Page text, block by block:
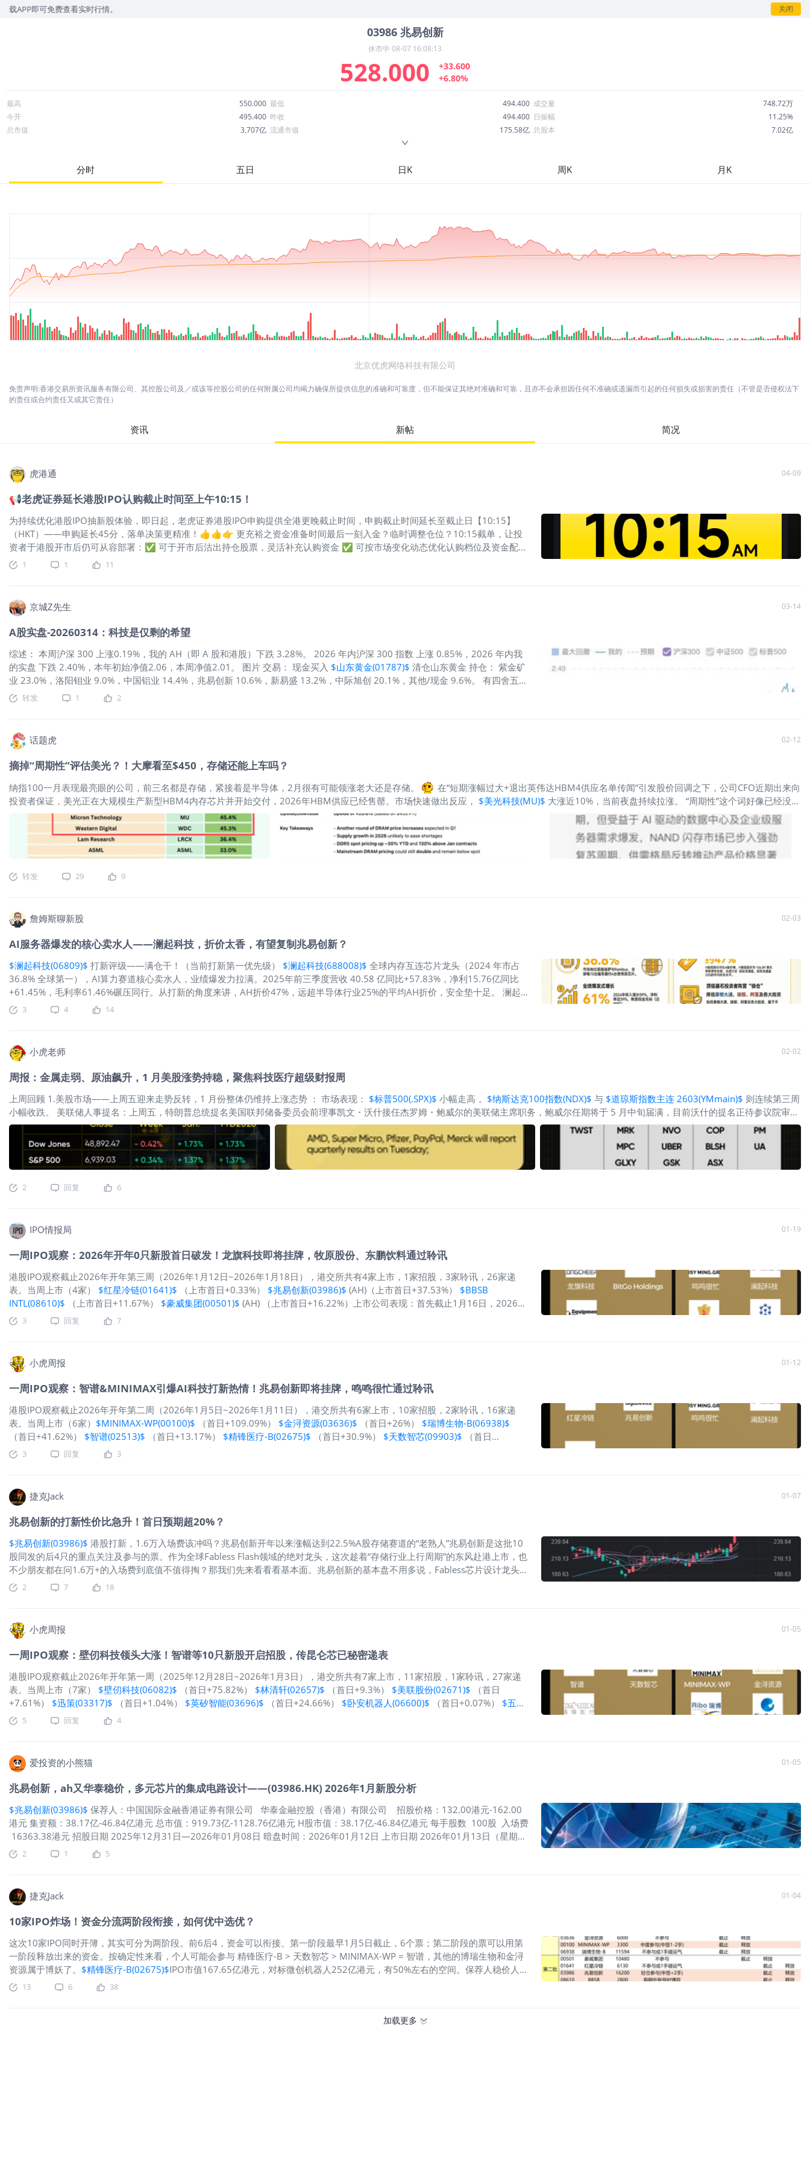
查看实时行情。 关闭
03986 兆易创新
休市中 08-07 16:08:13
528.000
+33.600
+6.80%
最高 550.000 最低 494.400 成交量
748.72万
今开
495.400 昨收 494.400 日振幅
11.25%
总市值
3,707亿 流通市值 175.58亿 总股本
7.02亿
1,248.000
股息
分时 五日 日K 周K 月K
北京优虎网络科技有限公司
免责声明:香港交易所资讯服务有限公司、其控股公司及／或该等控股公司的任何附属公司均竭力确保所提供信息的准确和可靠度，但不能保证其绝对准确和可靠，且亦不会承担因任何不准确或遗漏而引起的任何损失或损害的责任（不管是否侵权法下
的责任或合约责任又或其它责任）
资讯 新帖 简况
虎港通 04-09
📢老虎证券延长港股IPO认购截止时间至上午10:15！
为持续优化港股IPO抽新股体验，即日起，老虎证券港股IPO申购提供全港更晚截止时间，申购截止时间延长至截止日【10:15】
（HKT）——申购延长45分，落单决策更精准！👍👍👉 更充裕之资金准备时间最后一刻入金？临时调整仓位？10:15截单，让投
资者于港股开市后仍可从容部署：✅ 可于开市后沽出持仓股票，灵活补充认购资金 ✅ 可按市场变化动态优化认购档位及资金配置
策略👉 更全面之市场决策依据想等最新孖展倍数再落单？害怕临门一脚大额抽飞？10:15截单，让老虎客户可于其他券商截止后：
✅ 即时参考最新市场热度及各大券商孖展数据✅ 即时参考开市后大市情绪及资金流向变化一次仓促之认购，或错失良机；一次审
日，今年首季度香港上市新股共39家，其中35家录得首日上升，相当于接近九成的胜率，首挂股价平均升幅达33.29%。期内若投
资者每只新股均中签一手，一手累计收益超过84,000港元，显示香港新股市场赚钱效应持续强劲。老虎证券（香港）首席运营官王
珊表示：「根据平台数据，我们留意到投资者在IPO截止前的最后一刻，对IPO的孖展认购数据及IPO认购，均有著强烈需求。我们
将港股IPO认购截止时间延长，可让客户有最充裕的时间去分析市场资讯，从而作出最正确的投资决定，这是我们以客户为中心、
利用金融科技提升投资体验的又一重要举措。」 $MANYCORE TECH(00068)$ $思格新能(06656)$ $长光辰芯(03277)$</
1 1 11
京城Z先生 03-14
A股实盘-20260314：科技是仅剩的希望
综述： 本周沪深 300 上涨0.19%，我的 AH（即 A 股和港股）下跌 3.28%。 2026 年内沪深 300 指数 上涨 0.85%，2026 年内我
的实盘 下跌 2.40%，本年初始净值2.06，本周净值2.01。 图片 交易： 现金买入 $山东黄金(01787)$ 清仓山东黄金 持仓： 紫金矿
业 23.0%，洛阳钼业 9.0%，中国铝业 14.4%，兆易创新 10.6%，新易盛 13.2%，中际旭创 20.1%，其他/现金 9.6%。 有四舍五
入，且一般不记录低于1%的迷你仓和短线投机操作。 复盘： 先说交易，做了个短线T，这波应该都吃到了吧，毕竟都是马前炮。逻
辑周一盘前的文章里都说了不再赘述，短线赔率很高的博反弹抄底机会。 没有选择长持，主要还是想留点现金仓位，毕竟这波不是
师傅如预期一样TACO，但尴尬的是郎子不同意，想把特师傅拽回来继续PK。 受此影响，原油V回来了，美元指数新高了，其他前
期主升的板块，作为这两项的对立面，纷纷继续坠机。 很多人都慌了神，是不是之前的逻辑都要证伪了。我认为恰恰相反，这波让
美国量血条了，原来就这？ 短期的恐慌必然先卖出最好卖的资产，但长期看原油走高美元走强除了郎子和大毛，不符合任何国家的
利益，这波特师傅玩脱了，完全没有应急预案。 价值早晚会回归，但得熬，熬不住最好就割了，毕竟每个人的风险承受力不一样 --
- 个股方面， 1、元素周期表：紫金矿业/江西铜业/中国铝业/洛阳钼业 上周就预警了：“短线选手就不太好了，可能得继续吃一阵子
面。我一直也不推荐短线参与这个板块，哪怕紫金和洛钼这种王者，日线都是非常
转发 1 2
话题虎 02-12
摘掉“周期性”评估美光？！大摩看至$450，存储还能上车吗？
纳指100一月表现最亮眼的公司，前三名都是存储，紧接着是半导体，2月很有可能领涨老大还是存储。
在“短期涨幅过大+退出英伟达HBM4供应名单传闻”引发股价回调之下，公司CFO近期出来向
投资者保证，美光正在大规模生产新型HBM4内存芯片并开始交付，2026年HBM供应已经售罄。市场快速做出反应， $美光科技(MU)$ 大涨近10%，当前夜盘持续拉涨。 “周期性”这个词好像已经没法
吓退美光投资者了，摩根士丹利最近更是直接用了“跨周期估值方法”来给美光评级：
简单来说，大摩的观点就是：HBM带来了AI需求红利，涨价促使盈利能力大增，公司盈利中枢被永久抬高，起
到了结构化改变的作用，所以把跨周期EPS从14美元上调到了18美元，在维持25倍估值的情况下，将美光的目标价由350美元上调至450美元。至于市场担忧的中国存储芯片公司可能带来的冲击，大
摩认为这种担忧被夸大了。 当然不光是美光，日本的存储巨头，港股的存储巨头，韩国的存储巨头……大家的业绩都是“远超预期，引爆存储概念股大涨”的程度，所以现下机构集体唱多，也不乏出
现“高位唱多出货”的质疑声，人声鼎沸时，切记不要上头~
各位小虎们，大家觉得2月最亮眼的板块，还会是存储吗？美光，现在还能买吗？
评论区分享你的观点或操作策略，一起赢取1000虎
转发 29 9
詹姆斯聊新股 02-03
AI服务器爆发的核心卖水人——澜起科技，折价太香，有望复制兆易创新？
$澜起科技(06809)$ 打新评级——满仓干！（当前打新第一优先级） $澜起科技(688008)$ 全球内存互连芯片龙头（2024 年市占
36.8% 全球第一），AI算力赛道核心卖水人，业绩爆发力拉满。2025年前三季度营收 40.58 亿同比+57.83%，净利15.76亿同比
+61.45%，毛利率61.46%碾压同行。从打新的角度来讲，AH折价47%，远超半导体行业25%的平均AH折价，安全垫十足。 澜起
科技成立于2004年，是一家专注于云计算和人工智能基础设施的无晶圆厂芯片设计公司。它的业务高度集中，核心几乎全部来自互
连类芯片，2025年前三季度这部分收入占比高达94%以上。互连芯片的作用并不直观，但在服务器里却至关重要，它负责连接
来的基础条件。 在这个细分领域，澜起已经建立起全球领先地位。按2024年收入计算，公司在内存互连芯片市场的全球份额达到
36.8%，排名第一，超过瑞萨和Rambus。这意味着，全球每十台采用内存互连芯片的服务器中，就有接近四台使用的是澜起的产
品。这种市占率并非短期红利，而是多年技术积累、标准参与和客户验证的结果，也决定了它在行业中的话语权。 业绩的爆发，来
自AI服务器需求的结构性变化。与传统服务器相比，AI服务器对内存容量、带宽和稳定性的要求大幅提升，一台主流AI服务器往往
需要部署二十条以上DDR5内存模组，数量几乎是通用服务器的两倍。同时，为了支撑多GPU、高速互连的架构，PCIe Retimer和
CXL相关芯片的用量也显著增加。这些需求恰好全部指向澜起
3 4 14
小虎老师 02-02
周报：金属走弱、原油飙升，1 月美股涨势持稳，聚焦科技医疗超级财报周
上周回顾 1.美股市场——上周五迎来走势反转，1 月份整体仍维持上涨态势 ： 市场表现： $标普500(.SPX)$ 小幅走高， $纳斯达克100指数(NDX)$ 与 $道琼斯指数主连 2603(YMmain)$ 则连续第三周
小幅收跌。 美联储人事提名：上周五，特朗普总统提名美国联邦储备委员会前理事凯文・沃什接任杰罗姆・鲍威尔的美联储主席职务，鲍威尔任期将于 5 月中旬届满，目前沃什的提名正待参议院审核
确认。 贵金属价格回落：上周四，黄金、白银价格攀升至历史新高，却再周五大幅下挫，最终以周线收跌收官。 1 月整体涨势：美国股市 1 月份保持温和上涨，三大股指均录得 1% 至 2% 左右的月度
涨幅。 盈利预期上修：据 FactSet 数据，截至上周五，分析师对标准普尔 500 指数成分股公司第四季度盈利的同比增长预期升至 11.9%，高于前一周 8.2% 的预测值。 比特币价格走弱：交易活跃度最
高的加密货币比特币，本周价格累计下跌约 4%。 原油价格回升：截至上周五午后，美国原油价格本周累计上涨近 7%，报每桶约 66 美元。 关键就业数据将公布：本月即将发布的美国月度就业报告，
将揭示 1 月份劳动力市场是否延续此前的疲软态势。 2.美国板块及个股—— 盈利前景明朗 人工智能基础设施与能源板块表现亮眼 板块方面：上周，
$标普500(.SPX)$微涨0.34%。指数涨势初段表现
2 回复 6
IPO情报局 01-19
一周IPO观察：2026年开年0只新股首日破发！龙旗科技即将挂牌，牧原股份、东鹏饮料通过聆讯
港股IPO观察截止2026年开年第三周（2026年1月12日~2026年1月18日），港交所共有4家上市，1家招股，3家聆讯，26家递
表。当周上市（4家） $红星冷链(01641)$ （上市首日+0.33%） $兆易创新(03986)$ (AH)（上市首日+37.53%） $BBSB
INTL(08610)$ （上市首日+11.67%） $豪威集团(00501)$ (AH) （上市首日+16.22%）上市公司表现：首先截止1月16日，2026年
开年以来港股市场一共迎来了11只新股IPO，其中包括壁仞科技、智谱、MINIMAX等，均无一只破发！11家公司中，4家为半导体
行业，2家为软件服务行业，其余分别所属医药生物、有色金属等行业。其次上周上市的四家新股中，从募资规模来看，豪威集团&
龙旗科技这家AH公司开启招股，招股日期为2026年1月14日至2026年1月19日，并预计于2026年1月22日在港交所挂牌上市。
“全球ODM龙头”（AH）
10.00%，最高招股价31.00港元（较1月14日A股收盘价折让约45.96%），募资总额约16
3 回复 7
小虎周报 01-12
一周IPO观察：智谱&MINIMAX引爆AI科技打新热情！兆易创新即将挂牌，鸣鸣很忙通过聆讯
港股IPO观察截止2026年开年第二周（2026年1月5日~2026年1月11日），港交所共有6家上市，10家招股，2家聆讯，16家递
表。当周上市（6家） $MINIMAX-WP(00100)$ （首日+109.09%） $金浔资源(03636)$ （首日+26%） $瑞博生物-B(06938)$
（首日+41.62%） $智谱(02513)$ （首日+13.17%） $精锋医疗-B(02675)$ （首日+30.9%） $天数智芯(09903)$ （首日
+8.44%）上市公司表现：近一周新上市公司，MINIMAX-WP、金浔资源、瑞博生物-B、智谱、精锋医疗-B、天数智芯等6只新股上
市，实现首日全线上涨，其中MINIMAX-WP上市首日股价大涨109.09%，市值突破千亿港元，首日成交额超40亿港元！截至1月12
公司陆续上市，其中壁仞科技是认购人数最高的18C公司，MINIMAX-WP则是国配认购倍数最高的18C公司。当周招股（10家）最
近一周，MINIMAX-WP、金浔资源、瑞博生物-B、智谱、精锋医疗-B、天数智芯、豪威集团（AH）等7只新股结束招股并已上市；
兆
3 回复 3
捷克Jack 01-07
兆易创新的打新性价比急升！首日预期超20%？
$兆易创新(03986)$ 港股打新，1.6万入场费该冲吗？兆易创新开年以来涨幅达到22.5%A股存储赛道的“老熟人”兆易创新是这批10
股同发的后4只的重点关注及参与的票。作为全球Fabless Flash领域的绝对龙头，这次趁着“存储行业上行周期”的东风赴港上市，也
不少朋友都在问1.6万+的入场费到底值不值得掏？那我们先来看看看基本面。兆易创新的基本盘不用多说，Fabless芯片设计龙头地
位硬，业绩回暖信号明确。主营业务覆盖存储芯片、MCU、传感器、模拟产品四大块。其中存储芯片是绝对支柱（2024年营收占
比68.55%），NOR Flash全球市占率20.4%，全球第二；32位通用MCU全球第七，国内第一；传感器在国内触控指纹领域也是老
26.81亿，同比增速31.4%；净利润更猛，Q3归母净利润5.08亿，同比暴涨61.13%。背后有两大硬逻辑，一是利基型DRAM市
场“供不应求”，海外大厂退出后，兆易的产品量价齐升，今年下半年收入直接要超越MCU成第二大业务，高管说这波涨价至少能延
续到明年；二是高毛利产品占比提升，车规级存储、利基DRAM这些毛利率超40%的品类卖得越来越好，带动2025Q3综合毛利率
冲到40.72%，比上半年又高了3个多点。另外，跟长xin存储的深度绑定也很关键，累计投了23亿，产能有保障，明年还要量产自
研的LPDDR4X，技术迭代节奏没掉链子。然后仔细看招股细节招股方案的几个重点。首先是基石阵容，17家机构合计认购2.73亿
美元，里面既有云锋资本、上海景林这种长线PE，也有华勤通讯这种产业资本，差不多能覆盖全球发售规模的一半。机构对它的认
可度很
2 7 18
小虎周报 01-05
一周IPO观察：壁仞科技领头大涨！智谱等10只新股开启招股，传昆仑芯已秘密递表
港股IPO观察截止2026年开年第一周（2025年12月28日~2026年1月3日），港交所共有7家上市，11家招股，1家聆讯，27家递
表。当周上市（7家） $壁仞科技(06082)$ （首日+75.82%） $林清轩(02657)$ （首日+9.3%） $美联股份(02671)$ （首日
+7.61%） $迅策(03317)$ （首日+1.04%） $英矽智能(03696)$ （首日+24.66%） $卧安机器人(06600)$ （首日+0.07%） $五一
视界(06651)$ （首日+29.9%）上市公司表现：近一周共7只新股上市，实现全线上涨，其中壁仞科技上市首日股价大涨75.82%，
市值一度突破千亿港元，首日成交额超55亿港元！截止2026年1月4日，近3月共有37只新股上市，其中20只实现首日上涨，15只
股中。“全球大模型第一股”
5 回复 4
爱投资的小熊猫 01-05
兆易创新，ah又华泰稳价，多元芯片的集成电路设计——(03986.HK) 2026年1月新股分析
$兆易创新(03986)$ 保荐人：中国国际金融香港证券有限公司 华泰金融控股（香港）有限公司 招股价格：132.00港元-162.00
港元 集资额：38.17亿-46.84亿港元 总市值：919.73亿-1128.76亿港元 H股市值：38.17亿-46.84亿港元 每手股数 100股 入场费
16363.38港元 招股日期 2025年12月31日—2026年01月08日 暗盘时间：2026年01月12日 上市日期 2026年01月13日（星期
二） 招股总数 2891.58万股H股 国际配售 2602.42万股H股，约占 90.00% 公开发售 289.16万股H股，约占10.00% 分配机制 机
制B 计息天数：1天 稳价人 华泰，有绿鞋 发行比例 4.15% 市盈率 87.09 公司简介 兆易创新成立于2005年，是中国内地知名的
Flash、利基型DRAM、MCU、模拟芯片及传感器芯片的多元产品矩阵，广泛应用于消费电子、汽车、工业自动化、储能、物联网
等多领域，提供含算法与软件的全套系统解决方案。 凭借深厚技术积累，公司核心产品市场地位领先：2024年以销售额计，NOR
Flash全球第二、中国内地第一（市占率18.5%），SLC NAND Flash全球第六、中国内地第一（市占率2.2%），利基型DRAM全球
第七、中国内地第二（市占率1.7%），MCU全球第八、中国内地第一（市占率1.2%），指纹传感器芯片中国内地第二（市占率约
10%）。公司聚焦ARM®和
2 1 5
捷克Jack 01-04
10家IPO炸场！资金分流两阶段衔接，如何优中选优？
这次10家IPO同时开簿，其实可分为两阶段。前6后4，资金可以衔接。第一阶段最早1月5日截止，6个票；第二阶段的票可以用第
一阶段释放出来的资金。按确定性来看，个人可能会参与 精锋医疗-B > 天数智芯 > MINIMAX-WP = 智谱，其他的博瑞生物和金浔
资源属于博妖了。 $精锋医疗-B(02675)$IPO市值167.65亿港元，对标微创机器人252亿港元，有50%左右的空间。保荐人稳价人都
是大摩（加分），尤其它有一阵子没有发医药股了。基石占一半，腾讯、瑞银以及顶级医疗健康投资机构奥博，市场认可度很高。
此次流通盘共12亿港元，占比8%左右，又是机制B，公开发售2.8万手，货量一般，但一手金额低，目前300倍超购，100-200手有
还是比较有戏。近期GPU赛道都很火，完全不看估值（都相当高），全都讲情绪。发行市值367亿港元，采用机制B所以流动性溢
13 6 38
加载更多